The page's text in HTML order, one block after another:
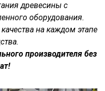
древесины с
оборудования.
на каждом этапе
производителя без